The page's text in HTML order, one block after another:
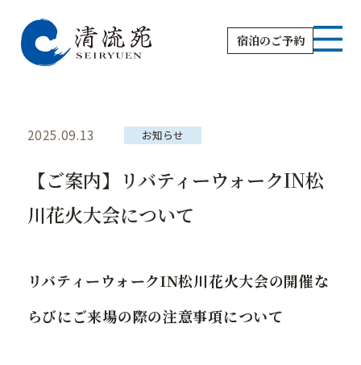
宿泊のご予約
お知らせ
お部屋
ご宿泊のお料理
レストラン・BBQ
清流苑周辺で過ごす
松川町観光
2025.09.13 お知らせ
【ご案内】リバティーウォークIN松
川花火大会について
リバティーウォークIN松川花火大会の開催な
らびにご来場の際の注意事項について